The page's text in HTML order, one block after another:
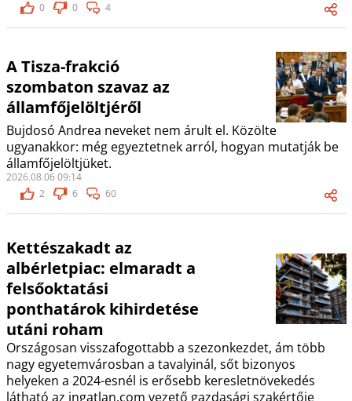
0
0 4
A Tisza-frakció
szombaton szavaz az
államfőjelöltjéről
Bujdosó Andrea neveket nem árult el. Közölte
ugyanakkor: még egyeztetnek arról, hogyan mutatják be
államfőjelöltjüket.
2026.08.06 09:14
2
6 60
Kettészakadt az
albérletpiac: elmaradt a
felsőoktatási
ponthatárok kihirdetése
utáni roham
Országosan visszafogottabb a szezonkezdet, ám több
nagy egyetemvárosban a tavalyinál, sőt bizonyos
helyeken a 2024-esnél is erősebb keresletnövekedés
látható az ingatlan.com vezető gazdasági szakértője